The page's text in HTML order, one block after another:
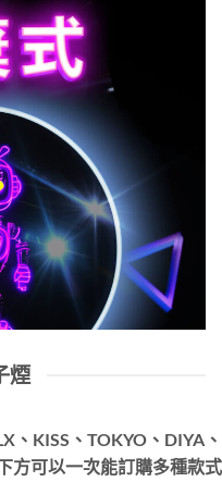
煙
、KISS、TOKYO、DIYA、
方可以一次能訂購多種款式